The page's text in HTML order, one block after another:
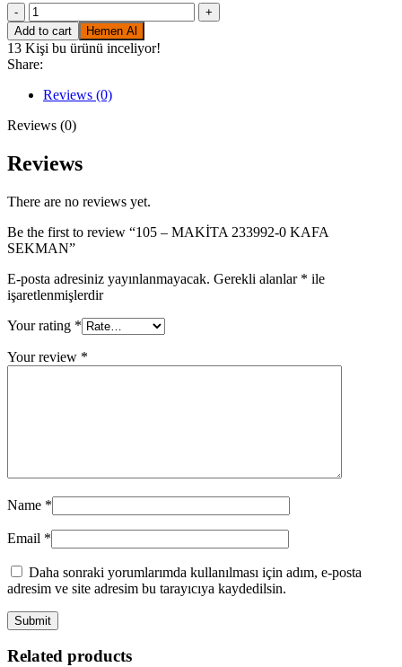
105
-
MAKİTA
233992-
0
KAFA
SEKMAN
quantity
Add to cart Hemen Al
13 Kişi bu ürünü inceliyor!
Share:
Reviews (0)
Reviews (0)
Reviews
There are no reviews yet.
Be the first to review “105 – MAKİTA 233992-0 KAFA
SEKMAN”
E-posta adresiniz yayınlanmayacak. Gerekli alanlar * ile
işaretlenmişlerdir
Your rating *
Your review *
Name *
Email *
Daha sonraki yorumlarımda kullanılması için adım, e-posta
adresim ve site adresim bu tarayıcıya kaydedilsin.
Related products